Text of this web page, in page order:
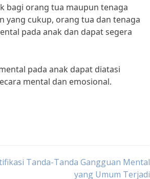
bagi orang tua maupun tenaga
yang cukup, orang tua dan tenaga
pada anak dan dapat segera
pada anak dapat diatasi
mental dan emosional.
Tanda-Tanda Gangguan Mental
yang Umum Terjadi